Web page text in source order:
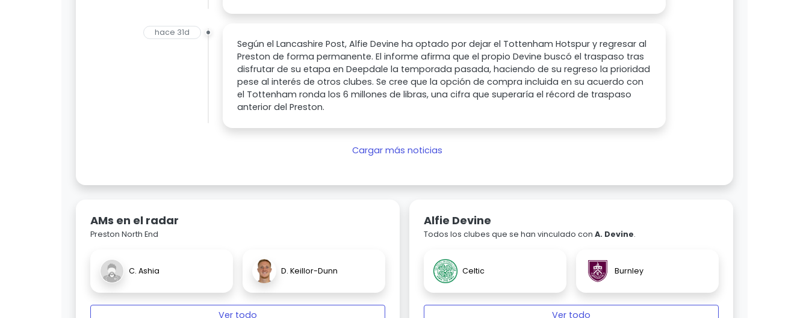
hace 31d
Según el Lancashire Post, Alfie Devine ha optado por dejar el Tottenham Hotspur y regresar al
Preston de forma permanente. El informe afirma que el propio Devine buscó el traspaso tras
disfrutar de su etapa en Deepdale la temporada pasada, haciendo de su regreso la prioridad
pese al interés de otros clubes. Se cree que la opción de compra incluida en su acuerdo con
el Tottenham ronda los 6 millones de libras, una cifra que superaría el récord de traspaso
anterior del Preston.
Cargar más noticias
AMs en el radar
Preston North End
C. Ashia D. Keillor-Dunn
Ver todo
Alfie Devine
Todos los clubes que se han vinculado con A. Devine.
Celtic Burnley
Ver todo